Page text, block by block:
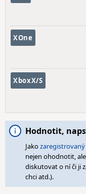
XOne
XboxX/S
Hodnotit,
Jakozaregistrovaný
nejen ohodnotit,
diskutovat o ní či ji
chci atd.).